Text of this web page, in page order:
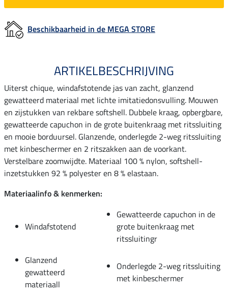
Beschikbaarheid in de MEGA STORE
ARTIKELBESCHRIJVING
Uiterst chique, windafstotende jas van zacht, glanzend
gewatteerd materiaal met lichte imitatiedonsvulling. Mouwen
en zijstukken van rekbare softshell. Dubbele kraag, opbergbare,
gewatteerde capuchon in de grote buitenkraag met ritssluiting
en mooie borduursel. Glanzende, onderlegde 2-weg ritssluiting
met kinbeschermer en 2 ritszakken aan de voorkant.
Verstelbare zoomwijdte. Materiaal 100 % nylon, softshell-
inzetstukken 92 % polyester en 8 % elastaan.
Materiaalinfo & kenmerken:
Windafstotend
Gewatteerde capuchon in de
grote buitenkraag met
ritssluitingr
Glanzend
gewatteerd
materiaall
Onderlegde 2-weg ritssluiting
met kinbeschermer